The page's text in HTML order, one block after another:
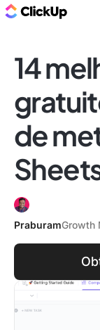
14
de
PraburamGrowth